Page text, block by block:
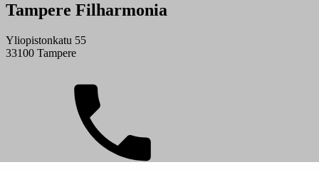
Tampere Filharmonia
Yliopistonkatu 55
33100 Tampere